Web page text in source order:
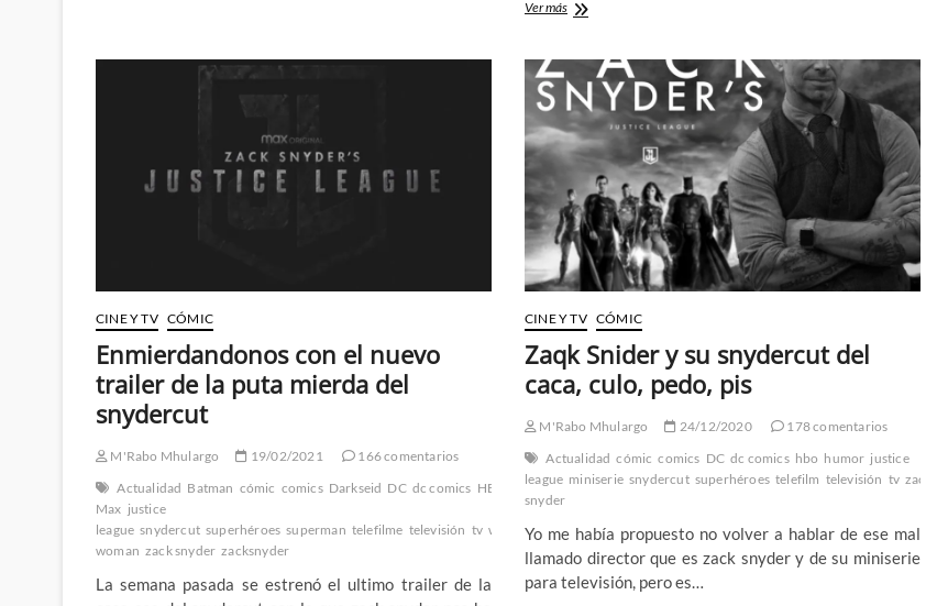
patética
snyderbots
Ver más¡5
MEJORES
QUE
EL
CINE
DE
zack
snyder!
:
Semana
del
Clickbait
CINE Y TV CÓMIC
Enmierdandonos con el nuevo
trailer de la puta mierda del
snydercut
M'Rabo Mhulargo 19/02/2021
166 comentarios
Actualidad Batman cómic comics Darkseid DC dc comics HBO
Max justice
league snydercut superhéroes superman telefilme televisión tv wonder
woman zack snyder zacksnyder
La semana pasada se estrenó el ultimo trailer de la
CINE Y TV CÓMIC
Zaqk Snider y su snydercut del
caca, culo, pedo, pis
M'Rabo Mhulargo 24/12/2020
178 comentarios
Actualidad cómic comics DC dc comics hbo humor justice
league miniserie snydercut superhéroes telefilm televisión tv zack
snyder
Yo me había propuesto no volver a hablar de ese mal
llamado director que es zack snyder y de su miniserie
para televisión, pero es…